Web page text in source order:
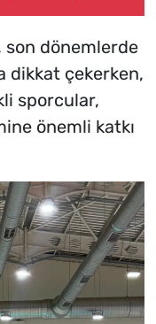
son dönemlerde
dikkat çekerken,
sporcular,
önemli katkı